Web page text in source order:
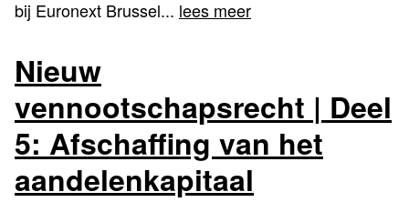
bij Euronext Brussel... lees meer
Nieuw
vennootschapsrecht | Deel
5: Afschaffing van het
aandelenkapitaal